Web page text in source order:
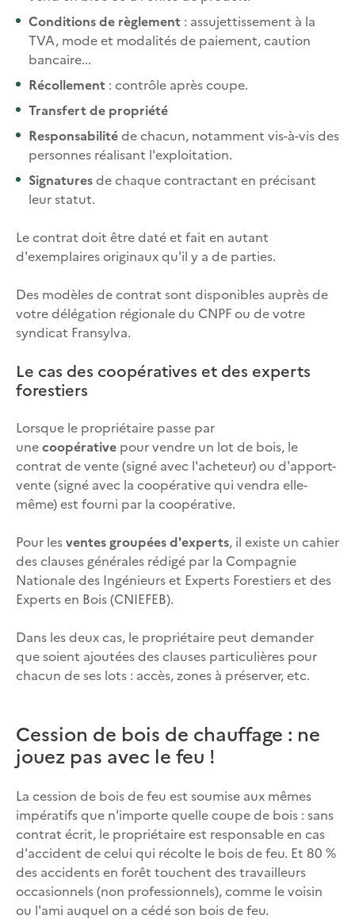
Conditions de règlement : assujettissement à la
TVA, mode et modalités de paiement, caution
bancaire...
Récollement : contrôle après coupe.
Transfert de propriété
Responsabilitéde chacun, notamment vis-à-vis des
personnes réalisant l'exploitation.
Signaturesde chaque contractant en précisant
leur statut.
Le contrat doit être daté et fait en autant
d'exemplaires originaux qu'il y a de parties.
Des modèles de contrat sont disponibles auprès de
votre délégation régionale du CNPF ou de votre
syndicat Fransylva.
Le cas des coopératives et des experts
forestiers
Lorsque le propriétaire passe par
unecoopérative pour vendre un lot de bois, le
contrat de vente (signé avec l'acheteur) ou d'apport-
vente (signé avec la coopérative qui vendra elle-
même) est fourni par la coopérative.
Pour lesventes groupées d'experts, il existe un cahier
des clauses générales rédigé par la Compagnie
Nationale des Ingénieurs et Experts Forestiers et des
Experts en Bois (CNIEFEB).
Dans les deux cas, le propriétaire peut demander
que soient ajoutées des clauses particulières pour
chacun de ses lots : accès, zones à préserver, etc.
Cession de bois de chauffage : ne
jouez pas avec le feu !
La cession de bois de feu est soumise aux mêmes
impératifs que n'importe quelle coupe de bois : sans
contrat écrit, le propriétaire est responsable en cas
d'accident de celui qui récolte le bois de feu. Et 80 %
des accidents en forêt touchent des travailleurs
occasionnels (non professionnels), comme le voisin
ou l'ami auquel on a cédé son bois de feu.